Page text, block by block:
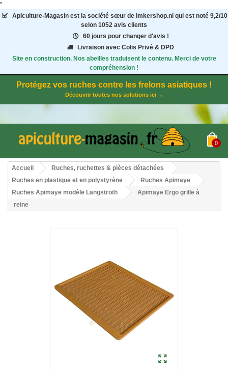
"
Apiculture-Magasinest la société sœur de Imkershop.nl qui est noté 9,2/10
selon 1052 avis clients
60 jours pour changer d'avis !
Livraison avec Colis Privé & DPD
Site en construction. Nos abeilles traduisent le contenu. Merci de votre
compréhension !
Protégez vos ruches contre les frelons asiatiques !
Découvrir toutes nos solutions ici →
0
Accueil
Ruches, ruchettes & pièces détachées
Ruches en plastique et en polystyrène
Ruches Apimaye
Ruches Apimaye modèle Langstroth
Apimaye Ergo grille à
reine